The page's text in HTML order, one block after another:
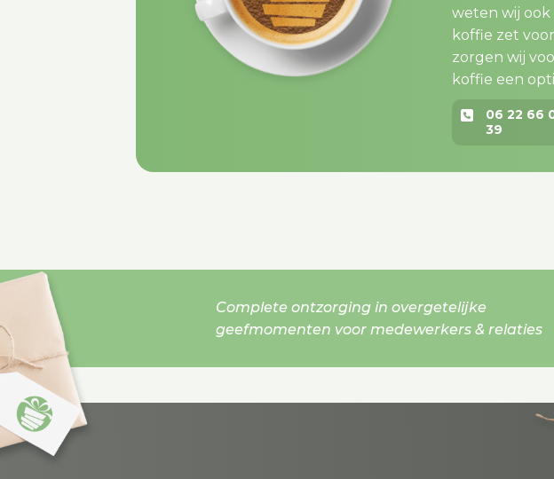
weten wij ook
koffie zet
zorgen wij
koffie een
06 22 66
39
Complete ontzorging in overgetelijke
geefmomenten voor medewerkers & relaties